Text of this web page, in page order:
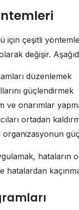
için çeşitli
değişir.
düzenlemek
güçlendirmek
ve onarımlar
ortadan
organizasyonun
hataların
hatalardan